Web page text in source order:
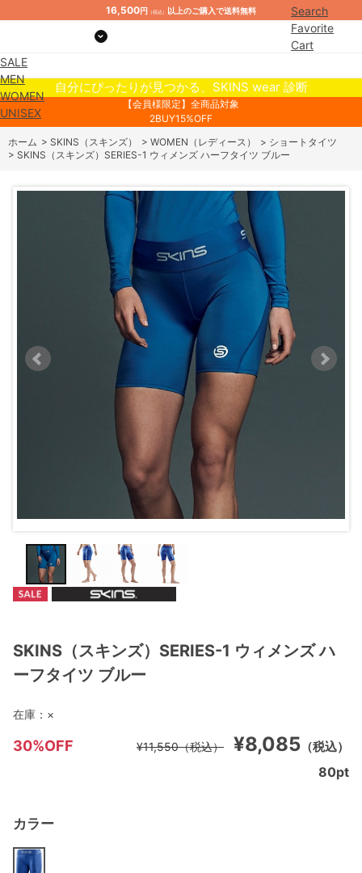
16,500円 （税込） 以上のご購入で送料無料
Search
Favorite
Cart
SALE
MEN
WOMEN
UNISEX
自分にぴったりが見つかる、SKINS wear 診断
【会員様限定】全商品対象
2BUY15%OFF
ホーム > SKINS（スキンズ） > WOMEN（レディース） > ショートタイツ
> SKINS（スキンズ）SERIES-1 ウィメンズ ハーフタイツ ブルー
SKINS（スキンズ）SERIES-1 ウィメンズ ハ
ーフタイツ ブルー
30%OFF ¥8,085 （税込）
¥11,550（税込）
カラー
在庫： ×
80pt